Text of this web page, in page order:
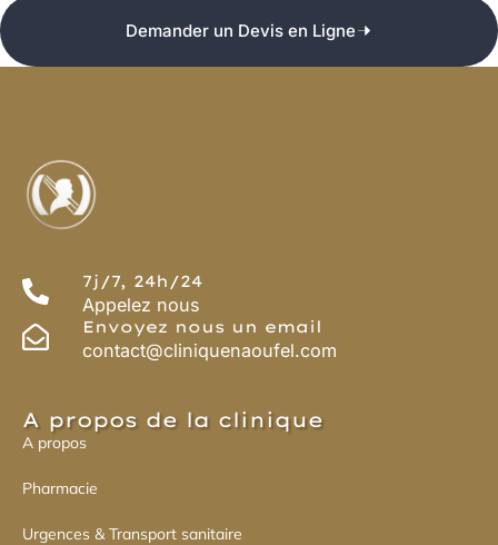
Demander un Devis en Ligne
7j/7, 24h/24
Appelez nous
Envoyez nous un email
contact@cliniquenaoufel.com
A propos de la clinique
A propos
Pharmacie
Urgences & Transport sanitaire